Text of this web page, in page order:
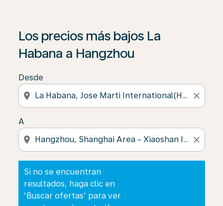
Los precios más bajos La
Habana a Hangzhou
Desde
location_on close
A
location_on close
Si no se encuentran
resultados, haga clic en
‘Buscar ofertas’ para ver
Si no se encuentran resultados, haga clic en ‘Buscar